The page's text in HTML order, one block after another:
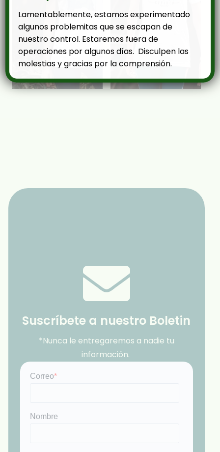
Suscríbete a nuestro Boletin
*Nunca le entregaremos a nadie tu
información.
Lamentablemente, estamos experimentado
algunos problemitas que se escapan de
nuestro control. Estaremos fuera de
operaciones por algunos días. Disculpen las
molestias y gracias por la comprensión.